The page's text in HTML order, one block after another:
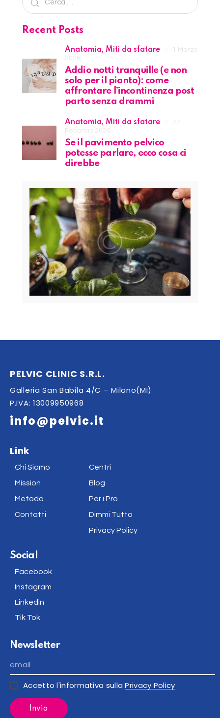
Recent Posts
Anatomia, Miti da sfatare
1 Marzo
2026
Addio notti tranquille (e non
solo per il pianto): come
affrontare l’incontinenza post
parto senza drammi
Anatomia, Miti da sfatare
22
Febbraio 2026
Se il pavimento pelvico
potesse parlare, ecco cosa ci
direbbe
PELVIC CLINIC S.R.L.
Galleria San Babila 4/C – Milano(MI)
P.IVA: 13009950968
info@pelvic.it
Link
Chi Siamo
Mission
Metodo
Contatti
Centri
Blog
Per i Pro
Dimmi Tutto
Privacy Policy
Social
Facebook
Instagram
Linkedin
Tik Tok
Newsletter
Accetto l'informativa sullaPrivacy Policy
Invia